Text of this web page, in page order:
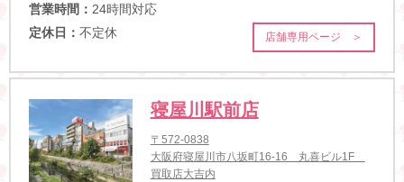
営業時間： 24時間対応
定休日： 不定休 店舗専用ページ ＞
寝屋川駅前店
〒572-0838
大阪府寝屋川市八坂町16-16 丸喜ビル1F
買取店大吉内